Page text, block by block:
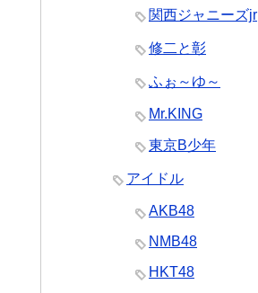
関西ジャニーズjr
修二と彰
ふぉ～ゆ～
Mr.KING
東京B少年
アイドル
AKB48
NMB48
HKT48